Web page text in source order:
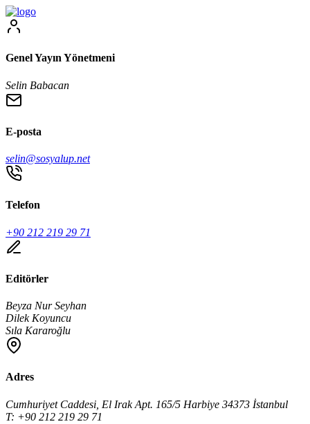
Genel Yayın Yönetmeni
Selin Babacan
E-posta
selin@sosyalup.net
Telefon
+90 212 219 29 71
Editörler
Beyza Nur Seyhan
Dilek Koyuncu
Sıla Kararoğlu
Adres
Cumhuriyet Caddesi, El Irak Apt. 165/5 Harbiye 34373 İstanbul
T: +90 212 219 29 71